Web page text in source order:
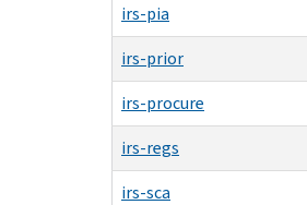
irs-pia
irs-prior
irs-procure
irs-regs
irs-sca